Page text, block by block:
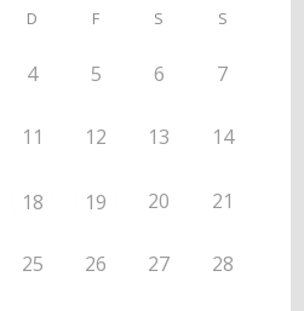
D F S S
4 5 6 7
11 12 13 14
18 19 20 21
25 26 27 28